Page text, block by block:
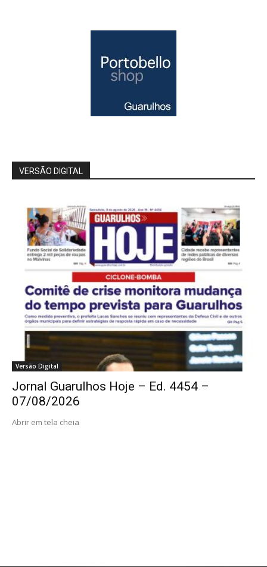
VERSÃO DIGITAL
Versão Digital
Jornal Guarulhos Hoje – Ed. 4454 –
07/08/2026
Abrir em tela cheia